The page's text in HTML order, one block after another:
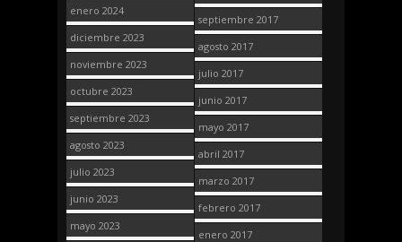
enero 2024
diciembre 2023
noviembre 2023
octubre 2023
septiembre 2023
agosto 2023
julio 2023
junio 2023
mayo 2023
septiembre 2017
agosto 2017
julio 2017
junio 2017
mayo 2017
abril 2017
marzo 2017
febrero 2017
enero 2017